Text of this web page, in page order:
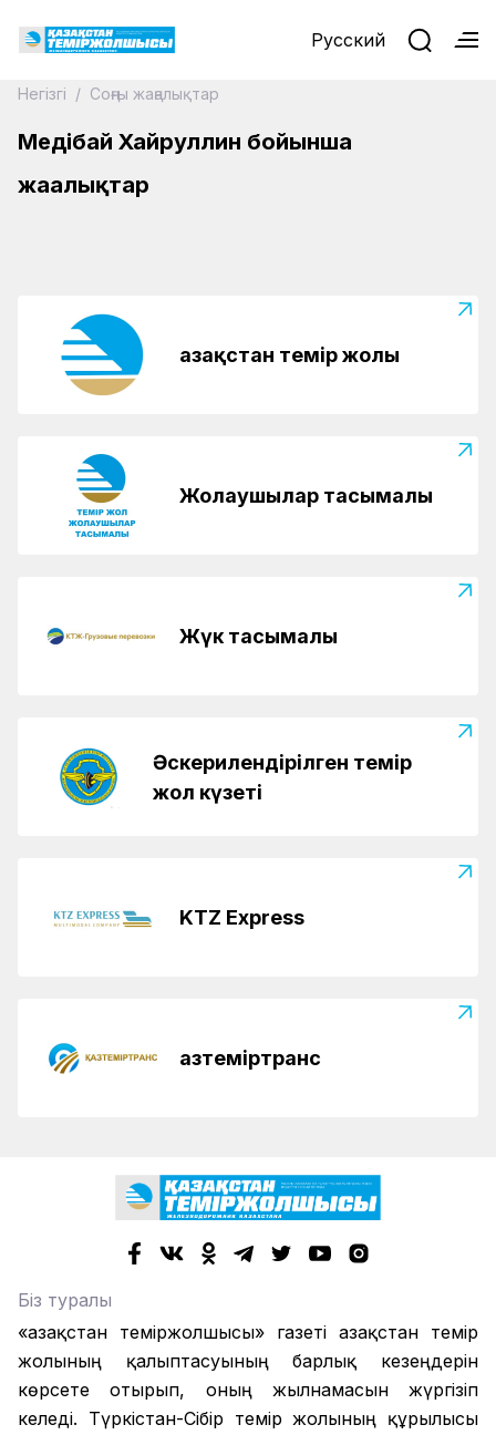
Русский
Негізгі / Соңғы жаңалықтар
Меңдібай Хайруллин бойынша
жаңалықтар
Жақсылықтың жаршысы еді...
Қазақстан темір жолы
Жолаушылар тасымалы
Жүк тасымалы
Әскерилендірілген темір
жол күзеті
KTZ Express
Қазтеміртранс
Біз туралы
«Қазақстан теміржолшысы» газеті Қазақстан темір
жолының қалыптасуының барлық кезеңдерін
көрсете отырып, оның жылнамасын жүргізіп
келеді. Түркістан-Сібір темір жолының құрылысы